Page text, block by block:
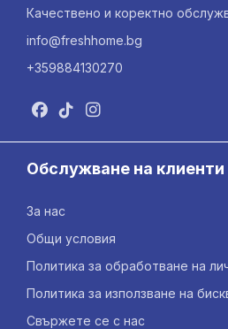
Качествено и коректно
info@freshhome.bg
+359884130270
Обслужване на клиенти
За нас
Общи условия
Политика за обработване на
Политика за използване на
Свържете се с нас